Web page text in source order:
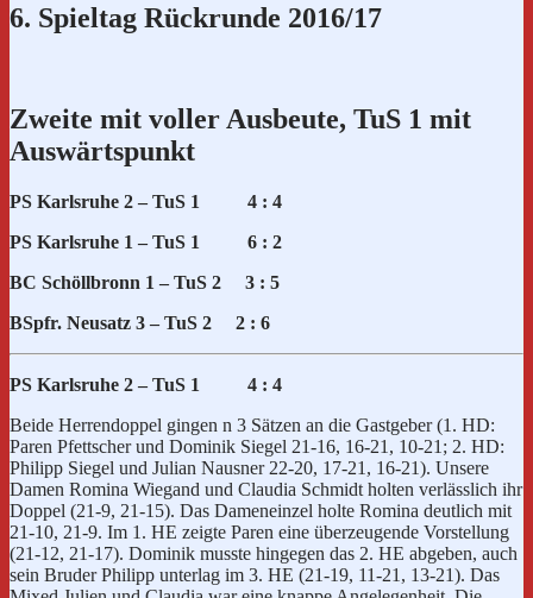
6. Spieltag Rückrunde 2016/17
Zweite mit voller Ausbeute, TuS 1 mit
Auswärtspunkt
PS Karlsruhe 2 – TuS 1 4 : 4
PS Karlsruhe 1 – TuS 1 6 : 2
BC Schöllbronn 1 – TuS 2 3 : 5
BSpfr. Neusatz 3 – TuS 2 2 : 6
PS Karlsruhe 2 – TuS 1 4 : 4
Beide Herrendoppel gingen n 3 Sätzen an die Gastgeber (1. HD:
Paren Pfettscher und Dominik Siegel 21-16, 16-21, 10-21; 2. HD:
Philipp Siegel und Julian Nausner 22-20, 17-21, 16-21). Unsere
Damen Romina Wiegand und Claudia Schmidt holten verlässlich ihr
Doppel (21-9, 21-15). Das Dameneinzel holte Romina deutlich mit
21-10, 21-9. Im 1. HE zeigte Paren eine überzeugende Vorstellung
(21-12, 21-17). Dominik musste hingegen das 2. HE abgeben, auch
sein Bruder Philipp unterlag im 3. HE (21-19, 11-21, 13-21). Das